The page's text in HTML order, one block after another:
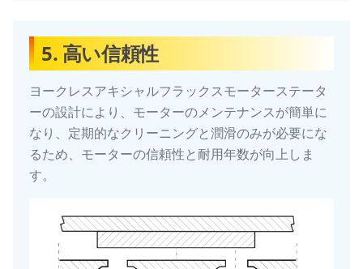
5. 高い信頼性
ヨークレスアキシャルフラックスモーターステータ
ーの設計により、モーターのメンテナンスが簡単に
なり、定期的なクリーニングと潤滑のみが必要にな
るため、モーターの信頼性と耐用年数が向上しま
す。